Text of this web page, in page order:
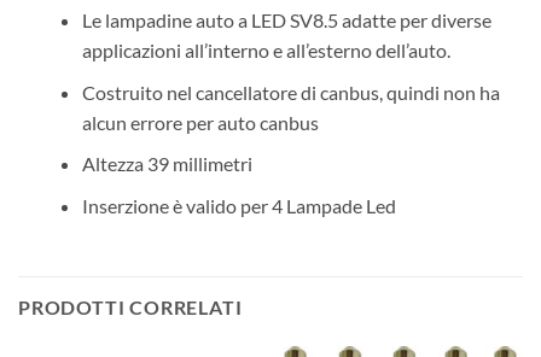
Le lampadine auto a LED SV8.5 adatte per diverse
applicazioni all’interno e all’esterno dell’auto.
Costruito nel cancellatore di canbus, quindi non ha
alcun errore per auto canbus
Altezza 39 millimetri
Inserzione è valido per 4 Lampade Led
PRODOTTI CORRELATI